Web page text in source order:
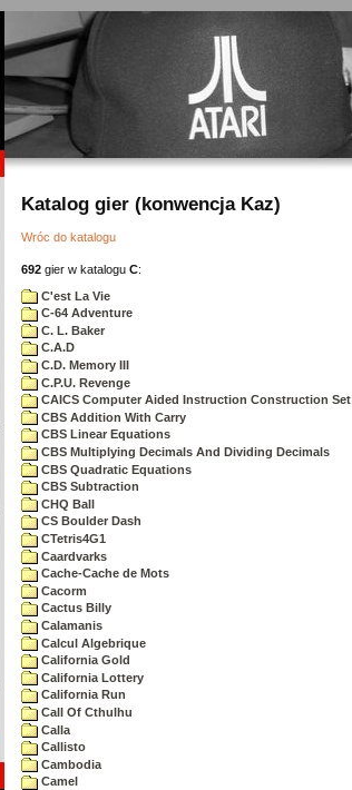
Katalog gier (konwencja Kaz)
Wróc do katalogu
692 gier w katalogu C:
C'est La Vie
C-64 Adventure
C. L. Baker
C.A.D
C.D. Memory III
C.P.U. Revenge
CAICS Computer Aided Instruction Construction Set
CBS Addition With Carry
CBS Linear Equations
CBS Multiplying Decimals And Dividing Decimals
CBS Quadratic Equations
CBS Subtraction
CHQ Ball
CS Boulder Dash
CTetris4G1
Caardvarks
Cache-Cache de Mots
Cacorm
Cactus Billy
Calamanis
Calcul Algebrique
California Gold
California Lottery
California Run
Call Of Cthulhu
Calla
Callisto
Cambodia
Camel